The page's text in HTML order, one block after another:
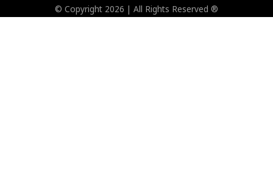
© Copyright 2026 | All Rights Reserved ®